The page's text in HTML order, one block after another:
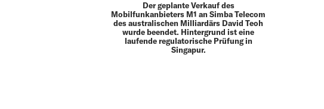
Der geplante Verkauf des
Mobilfunkanbieters M1 an Simba Telecom
des australischen Milliardärs David Teoh
wurde beendet. Hintergrund ist eine
laufende regulatorische Prüfung in
Singapur.